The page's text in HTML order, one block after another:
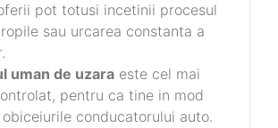
pot totusi incetinii procesul
sau urcarea constanta a
uman de uzara este cel mai
pentru ca tine in mod
conducatorului auto.